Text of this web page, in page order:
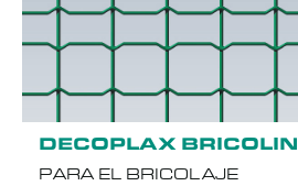
DECOPLAX
PARA EL BRICOLAJE